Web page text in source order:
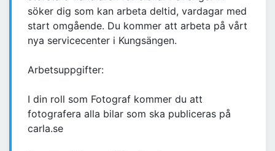
söker dig som kan arbeta deltid, vardagar med
start omgående. Du kommer att arbeta på vårt
nya servicecenter i Kungsängen.
Arbetsuppgifter:
I din roll som Fotograf kommer du att
fotografera alla bilar som ska publiceras på
carla.se